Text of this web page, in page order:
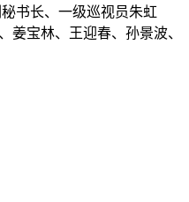
书长、一级巡视员朱虹
宝林、王迎春、孙景波、